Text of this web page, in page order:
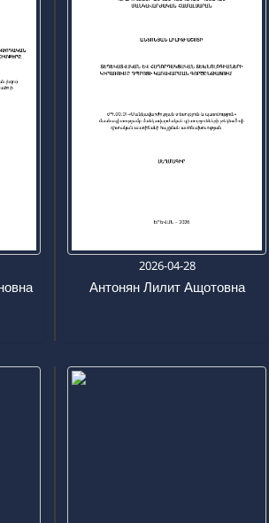
2026-04-28
Антонян Лилит Ащотовна